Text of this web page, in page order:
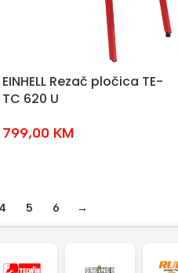
EINHELL Rezač pločica TE-
TC 620 U
799,00 KM
4 5 6 →